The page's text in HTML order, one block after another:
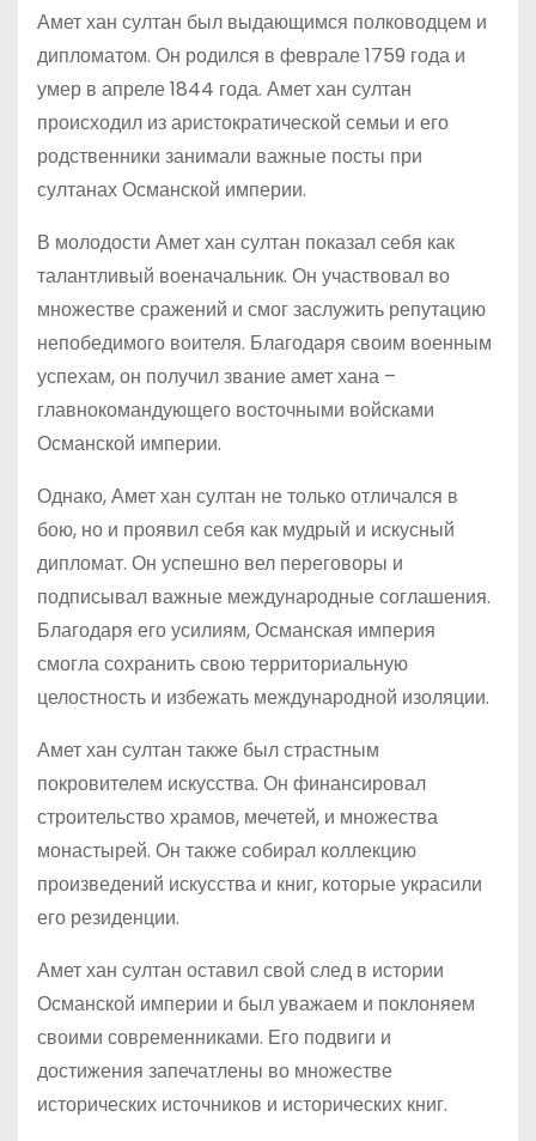
Амет хан султан был выдающимся полководцем и
дипломатом. Он родился в феврале 1759 года и
умер в апреле 1844 года. Амет хан султан
происходил из аристократической семьи и его
родственники занимали важные посты при
султанах Османской империи.
В молодости Амет хан султан показал себя как
талантливый военачальник. Он участвовал во
множестве сражений и смог заслужить репутацию
непобедимого воителя. Благодаря своим военным
успехам, он получил звание амет хана –
главнокомандующего восточными войсками
Османской империи.
Однако, Амет хан султан не только отличался в
бою, но и проявил себя как мудрый и искусный
дипломат. Он успешно вел переговоры и
подписывал важные международные соглашения.
Благодаря его усилиям, Османская империя
смогла сохранить свою территориальную
целостность и избежать международной изоляции.
Амет хан султан также был страстным
покровителем искусства. Он финансировал
строительство храмов, мечетей, и множества
монастырей. Он также собирал коллекцию
произведений искусства и книг, которые украсили
его резиденции.
Амет хан султан оставил свой след в истории
Османской империи и был уважаем и поклоняем
своими современниками. Его подвиги и
достижения запечатлены во множестве
исторических источников и исторических книг.